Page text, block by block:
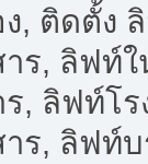
ง, ติดตั้ง
ร, ลิฟท์
ร, ลิฟท์โ
ร, ลิฟท์